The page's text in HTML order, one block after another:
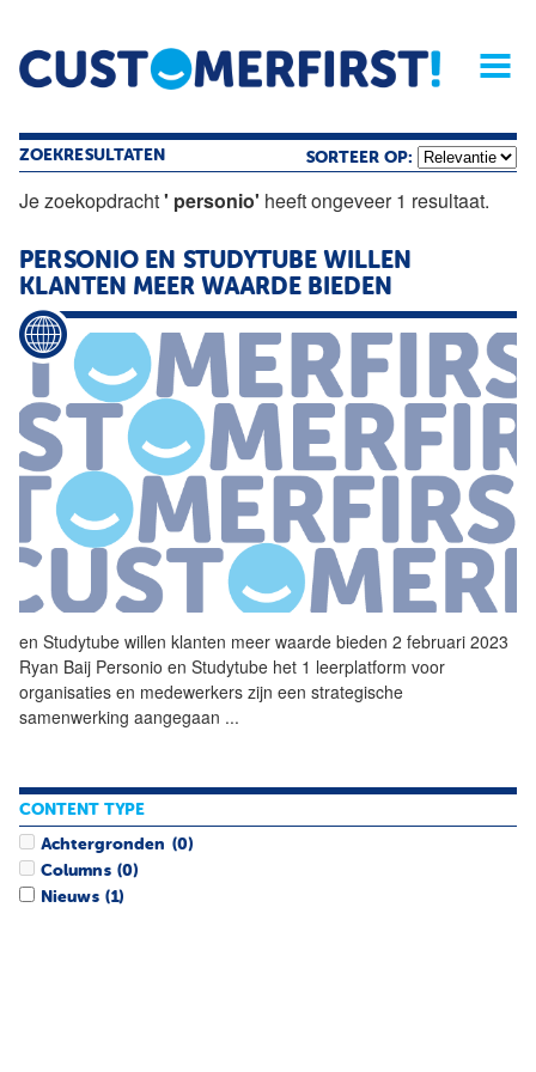
Home Opinie Archief
Magazine
ZOEKRESULTATEN SORTEER OP:
Je zoekopdracht' personio' heeft ongeveer 1 resultaat.
PERSONIO EN STUDYTUBE WILLEN
KLANTEN MEER WAARDE BIEDEN
en Studytube willen klanten meer waarde bieden 2 februari 2023
Ryan Baij Personio en Studytube het 1 leerplatform voor
organisaties en medewerkers zijn een strategische
samenwerking aangegaan ...
CONTENT TYPE
Achtergronden (0)
Columns (0)
Nieuws (1)